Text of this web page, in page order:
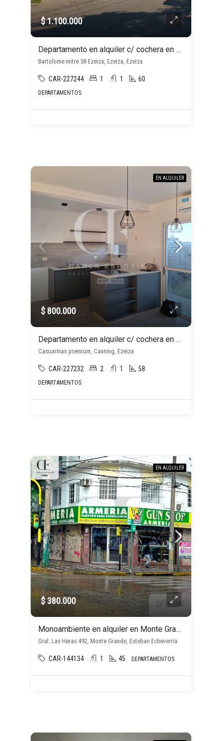
$ 1.100.000
Departamento en alquiler c/ cochera en Ezeiza
Bartolome mitre 58 Ezeiza, Ezeiza, Ezeiza
CAR-227244 1 1 60
DEPARTAMENTOS
EN ALQUILER
$ 800.000
Departamento en alquiler c/ cochera en Canning
Casuarinas premium, Canning, Ezeiza
CAR-227232 2 1 58
DEPARTAMENTOS
EN ALQUILER
$ 380.000
Monoambiente en alquiler en Monte Grande
Gral. Las Heras 492, Monte Grande, Esteban Echeverría
CAR-144134 1 45 DEPARTAMENTOS